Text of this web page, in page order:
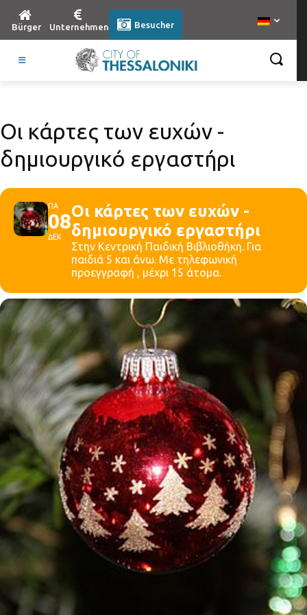
Bürger Unternehmen Besucher
Οι κάρτες των ευχών -
δημιουργικό εργαστήρι
ΠΑ
08
ΔΕΚ
Οι κάρτες των ευχών -
δημιουργικό εργαστήρι
Στην Κεντρική Παιδική Βιβλιοθήκη. Για
παιδιά 5 και άνω. Με τηλεφωνική
προεγγραφή , μέχρι 15 άτομα.